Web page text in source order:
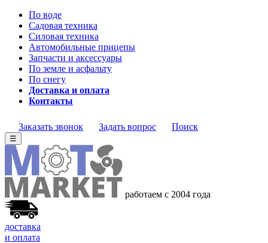
По воде
Садовая техника
Силовая техника
Автомобильные прицепы
Запчасти и аксессуары
По земле и асфальту
По снегу
Доставка и оплата
Контакты
Заказать звонок Задать вопрос Поиск
☰
работаем с 2004 года
доставка
и оплата